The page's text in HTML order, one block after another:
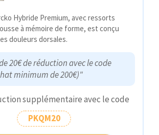
Hybride Premium, avec ressorts
à mémoire de forme, est conçu
douleurs dorsales.
20€ de réduction avec le code
minimum de 200€)"
supplémentaire avec le code
PKQM20